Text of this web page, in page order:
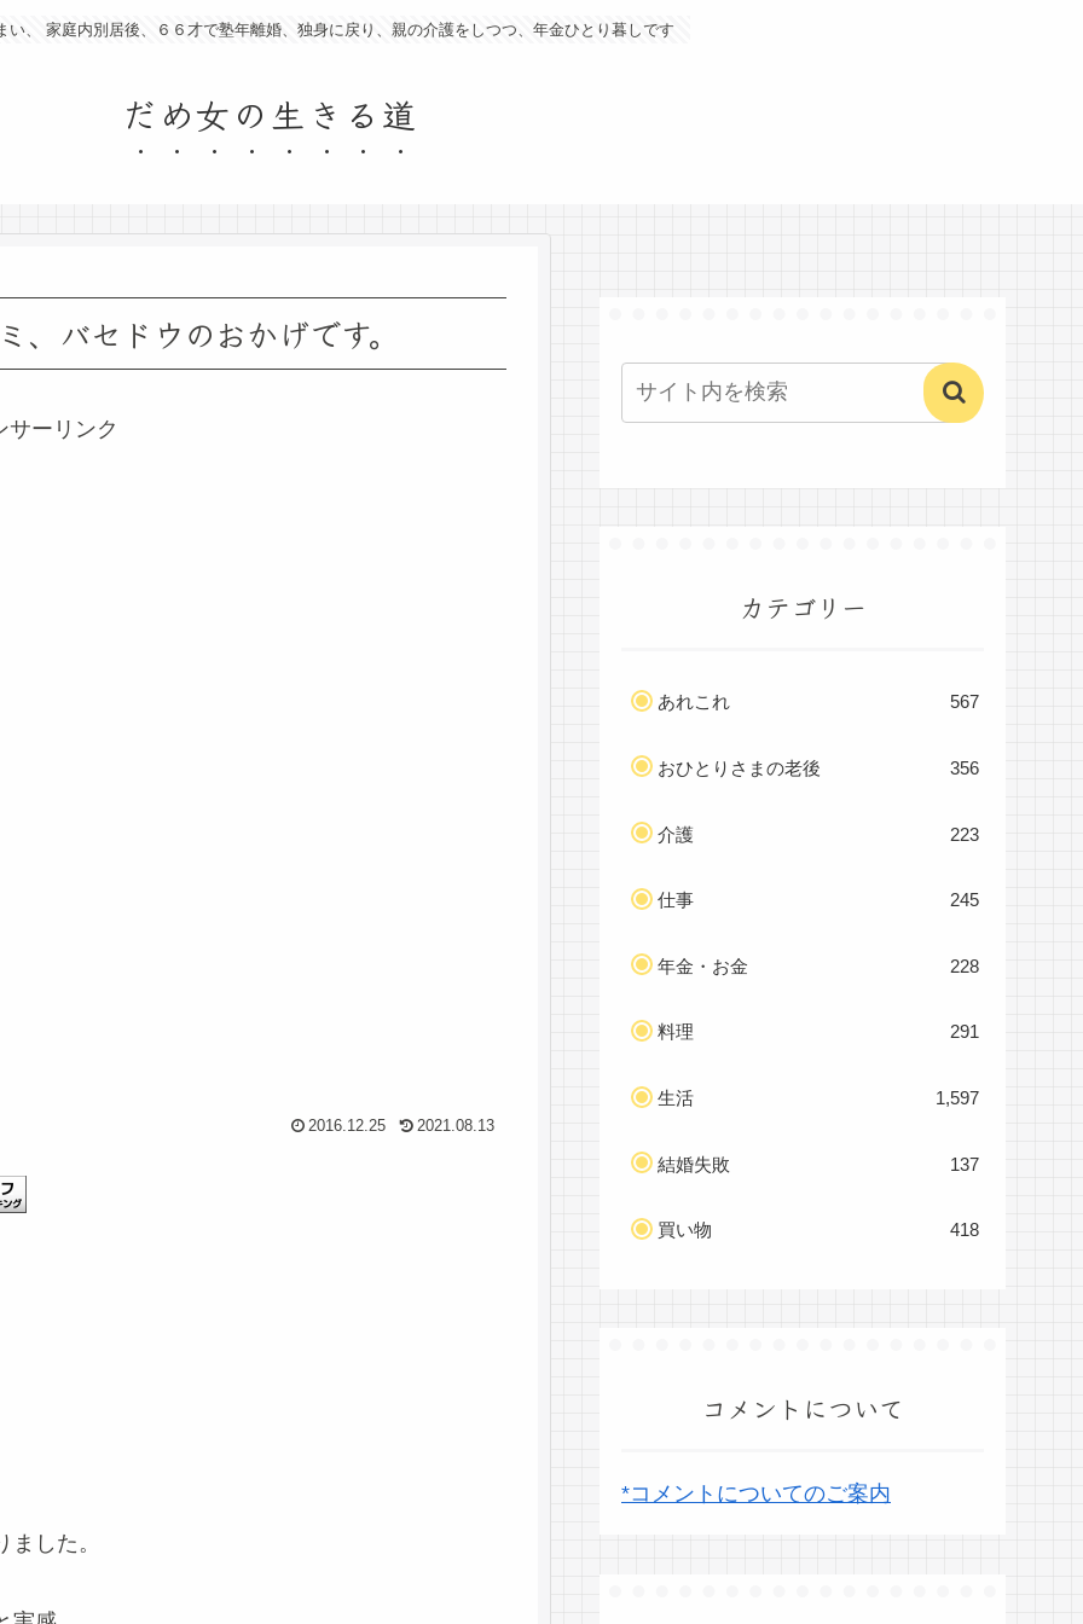
い、 家庭内別居後、６６才で塾年離婚、独身に戻り、親の介護をしつつ、年金ひとり暮しです
だめ女の生きる道
バセドウのおかげです。
サーリンク
2016.12.25 2021.08.13
した。
カテゴリー
あれこれ 567
おひとりさまの老後 356
介護 223
仕事 245
年金・お金 228
料理 291
生活 1,597
結婚失敗 137
買い物 418
コメントについて
*コメントについてのご案内